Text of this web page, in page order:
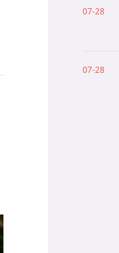
07-28
07-28